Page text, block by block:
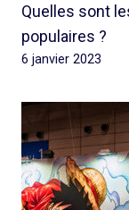
Quelles sont
populaires ?
6 janvier 2023